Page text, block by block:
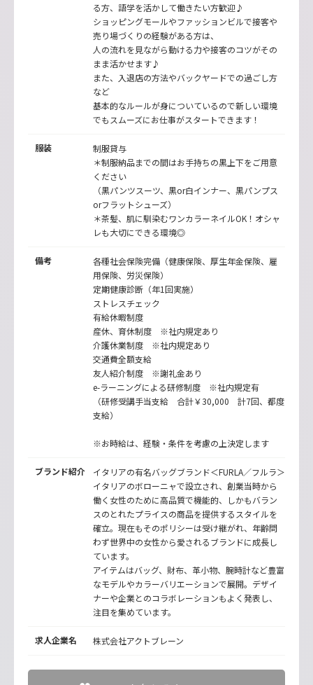
る方、語学を活かして働きたい方歓迎♪
ショッピングモールやファッションビルで接客や
売り場づくりの経験がある方は、
人の流れを見ながら動ける力や接客のコツがその
まま活かせます♪
また、入退店の方法やバックヤードでの過ごし方
など
基本的なルールが身についているので新しい環境
でもスムーズにお仕事がスタートできます！
服装
制服貸与
＊制服納品までの間はお手持ちの黒上下をご用意
ください
（黒パンツスーツ、黒or白インナー、黒パンプス
orフラットシューズ）
＊茶髪、肌に馴染むワンカラーネイルOK！オシャ
レも大切にできる環境◎
備考
各種社会保険完備（健康保険、厚生年金保険、雇
用保険、労災保険）
定期健康診断（年1回実施）
ストレスチェック
有給休暇制度
産休、育休制度 ※社内規定あり
介護休業制度 ※社内規定あり
交通費全額支給
友人紹介制度 ※謝礼金あり
e-ラーニングによる研修制度 ※社内規定有
（研修受講手当支給 合計￥30,000 計7回、都度
支給）
※お時給は、経験・条件を考慮の上決定します
ブランド紹介
イタリアの有名バッグブランド＜FURLA／フルラ＞
イタリアのボローニャで設立され、創業当時から
働く女性のために高品質で機能的、しかもバラン
スのとれたプライスの商品を提供するスタイルを
確立。現在もそのポリシーは受け継がれ、年齢問
わず世界中の女性から愛されるブランドに成長し
ています。
アイテムはバッグ、財布、革小物、腕時計など豊富
なモデルやカラーバリエーションで展開。デザイ
ナーや企業とのコラボレーションもよく発表し、
注目を集めています。
求人企業名 株式会社アクトブレーン